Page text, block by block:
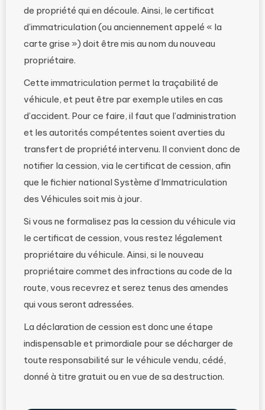
de propriété qui en découle. Ainsi, le certificat
d’immatriculation (ou anciennement appelé « la
carte grise ») doit être mis au nom du nouveau
propriétaire.
Cette immatriculation permet la traçabilité de
véhicule, et peut être par exemple utiles en cas
d’accident. Pour ce faire, il faut que l’administration
et les autorités compétentes soient averties du
transfert de propriété intervenu. Il convient donc de
notifier la cession, via le certificat de cession, afin
que le fichier national Système d’Immatriculation
des Véhicules soit mis à jour.
Si vous ne formalisez pas la cession du véhicule via
le certificat de cession, vous restez légalement
propriétaire du véhicule. Ainsi, si le nouveau
propriétaire commet des infractions au code de la
route, vous recevrez et serez tenus des amendes
qui vous seront adressées.
La déclaration de cession est donc une étape
indispensable et primordiale pour se décharger de
toute responsabilité sur le véhicule vendu, cédé,
donné à titre gratuit ou en vue de sa destruction.